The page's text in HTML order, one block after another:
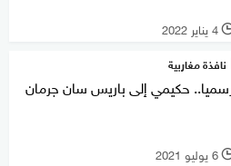
4 يناير 2022
نافذة مغاربية
حكيمي إلى باريس سان جرمان
6 يوليو 2021